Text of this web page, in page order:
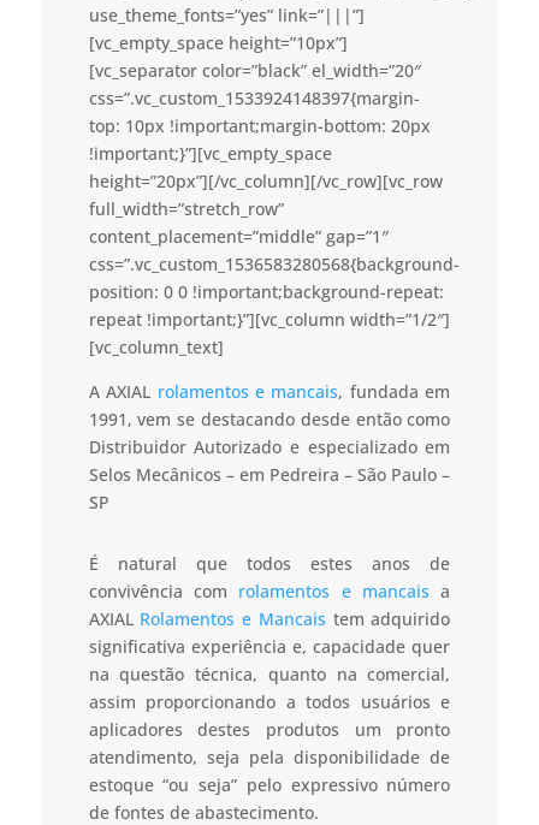
use_theme_fonts=”yes” link=”|||”]
[vc_empty_space height=”10px”]
[vc_separator color=”black” el_width=”20″
css=”.vc_custom_1533924148397{margin-
top: 10px !important;margin-bottom: 20px
!important;}”][vc_empty_space
height=”20px”][/vc_column][/vc_row][vc_row
full_width=”stretch_row”
content_placement=”middle” gap=”1″
css=”.vc_custom_1536583280568{background-
position: 0 0 !important;background-repeat:
repeat !important;}”][vc_column width=”1/2″]
[vc_column_text]
A AXIAL rolamentos e mancais, fundada em
1991, vem se destacando desde então como
Distribuidor Autorizado e especializado em
Selos Mecânicos – em Pedreira – São Paulo –
SP
É natural que todos estes anos de
convivência com rolamentos e mancais a
AXIAL Rolamentos e Mancais tem adquirido
significativa experiência e, capacidade quer
na questão técnica, quanto na comercial,
assim proporcionando a todos usuários e
aplicadores destes produtos um pronto
atendimento, seja pela disponibilidade de
estoque “ou seja” pelo expressivo número
de fontes de abastecimento.